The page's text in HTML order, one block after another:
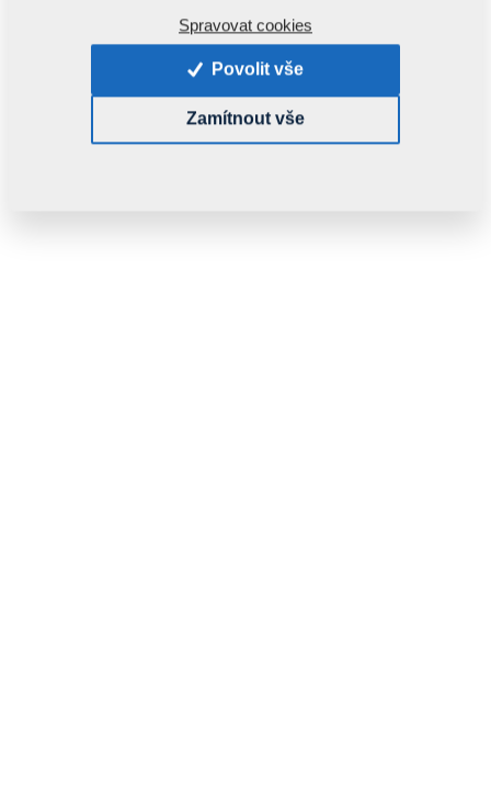
Tento díl je použitelný i pro následující stroje:
0,1770 kg
Spravovat cookies
Povolit vše
Zamítnout vše